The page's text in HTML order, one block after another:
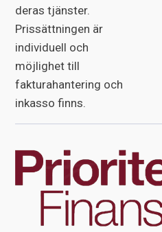
deras tjänster.
Prissättningen är
individuell och
möjlighet till
fakturahantering och
inkasso finns.